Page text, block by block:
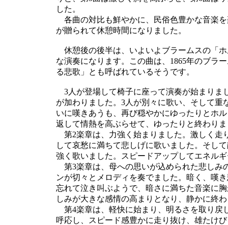
した。
各曲の対比も鮮やかに、民俗色豊かな音楽
が贈られて休憩時間になりました。
休憩後の後半は、いよいよブラームスの「
な演奏になります。この曲は、1865年のブラ
る悲歌」とも呼ばれているそうです。
3人が登場して椅子に座って演奏が始まりま
が加わりました。3人が別々に歌い、そして
いに嘆きあうも、再び穏やかにゆったりとホ
返して情熱を高ぶらせて、ゆったりと終わり
第2楽章は、力強く始まりました。激しく走
して哀愁に満ちて悲しげに歌いました。そし
強く歌いました。スピードアップしてエネル
第3楽章は、母への思いが込められた悲しみ
ンが切々とメロディを奏でました。暗く、嘆
忘れて泣き叫ぶようで、暗さに満ちた音楽に
しみが大きな感情の高まりとなり、静かに終
第4楽章は、軽快に始まり、明るさを取り戻
呼応し、スピード感豊かに走り抜け、雄たけ